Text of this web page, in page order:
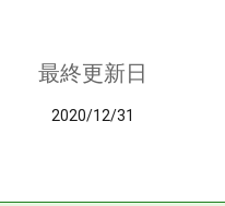
最終更新日
2020/12/31